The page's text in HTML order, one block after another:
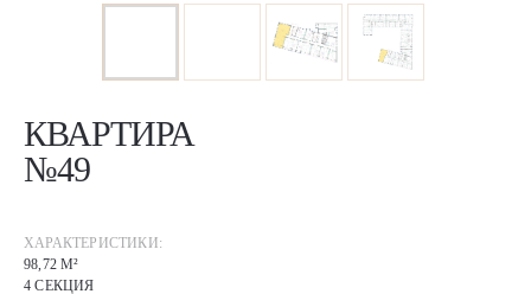
КВАРТИРА
№49
ХАРАКТЕРИСТИКИ:
98,72 М²
4 СЕКЦИЯ